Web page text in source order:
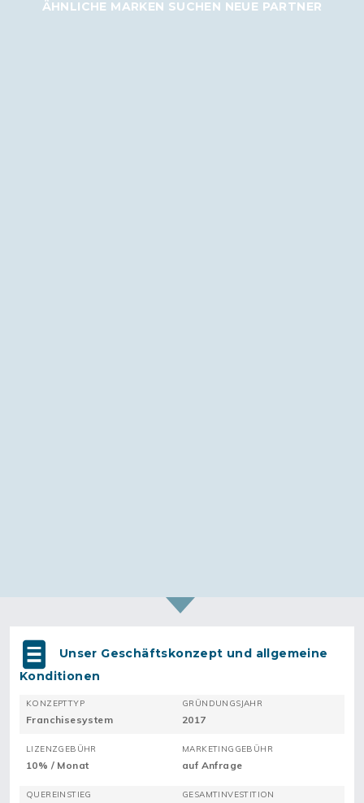
ÄHNLICHE MARKEN SUCHEN NEUE PARTNER
Unser Geschäftskonzept und allgemeine
Konditionen
KONZEPTTYP
Franchisesystem
GRÜNDUNGSJAHR
2017
LIZENZGEBÜHR
10% / Monat
MARKETINGGEBÜHR
auf Anfrage
QUEREINSTIEG GESAMTINVESTITION